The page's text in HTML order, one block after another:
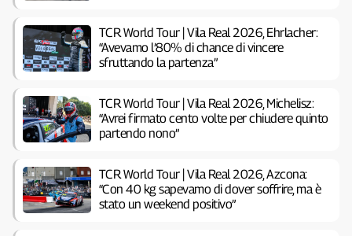
TCR World Tour | Vila Real 2026, Ehrlacher:
“Avevamo l’80% di chance di vincere
sfruttando la partenza”
TCR World Tour | Vila Real 2026, Michelisz:
“Avrei firmato cento volte per chiudere quinto
partendo nono”
TCR World Tour | Vila Real 2026, Azcona:
“Con 40 kg sapevamo di dover soffrire, ma è
stato un weekend positivo”